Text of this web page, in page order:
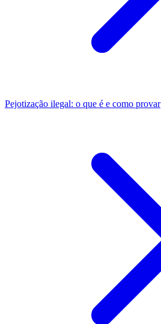
Pejotização ilegal: o que é e como provar